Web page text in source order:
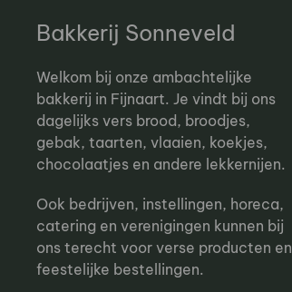
Bakkerij Sonneveld
Welkom bij onze ambachtelijke
bakkerij in Fijnaart. Je vindt bij ons
dagelijks vers brood, broodjes,
gebak, taarten, vlaaien, koekjes,
chocolaatjes en andere lekkernijen.
Ook bedrijven, instellingen, horeca,
catering en verenigingen kunnen bij
ons terecht voor verse producten en
feestelijke bestellingen.